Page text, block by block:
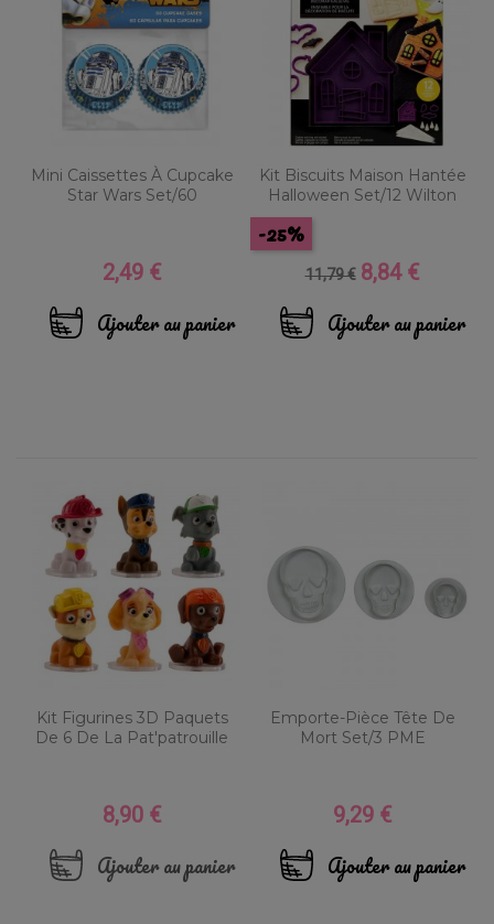
Mini Caissettes À Cupcake
Star Wars Set/60
Prix
2,49 €
Ajouter au panier
Kit Biscuits Maison Hantée
Halloween Set/12 Wilton
Prix
base
11,79 €
-25%
Prix
8,84 €
Ajouter au panier
Kit Figurines 3D Paquets
De 6 De La Pat'patrouille
Prix
8,90 €
Ajouter au panier
Emporte-Pièce Tête De
Mort Set/3 PME
Prix
9,29 €
Ajouter au panier